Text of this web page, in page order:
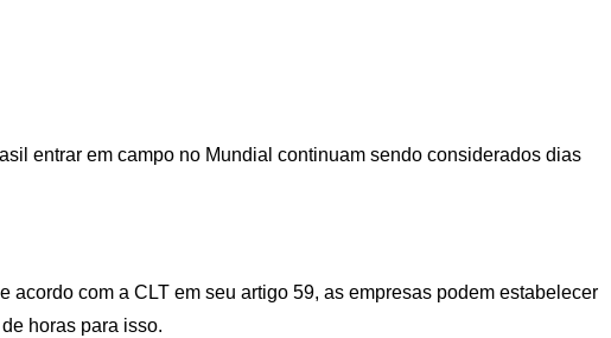
entrar em campo no Mundial continuam sendo considerados dias
com a CLT em seu artigo 59, as empresas podem estabelecer
horas para isso.